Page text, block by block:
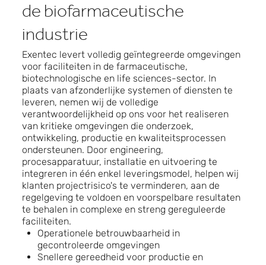
de biofarmaceutische
industrie
Exentec levert volledig geïntegreerde omgevingen
voor faciliteiten in de farmaceutische,
biotechnologische en life sciences-sector. In
plaats van afzonderlijke systemen of diensten te
leveren, nemen wij de volledige
verantwoordelijkheid op ons voor het realiseren
van kritieke omgevingen die onderzoek,
ontwikkeling, productie en kwaliteitsprocessen
ondersteunen. Door engineering,
procesapparatuur, installatie en uitvoering te
integreren in één enkel leveringsmodel, helpen wij
klanten projectrisico's te verminderen, aan de
regelgeving te voldoen en voorspelbare resultaten
te behalen in complexe en streng gereguleerde
faciliteiten.
Operationele betrouwbaarheid in
gecontroleerde omgevingen
Snellere gereedheid voor productie en